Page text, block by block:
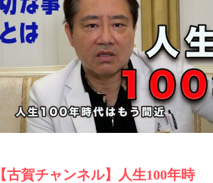
【古賀チャンネル】人生100年時